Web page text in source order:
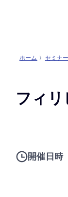
ホーム セミナー
フィ
開催日時